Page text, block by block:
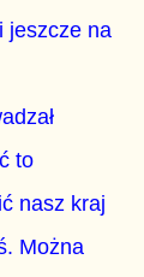
jeszcze na
to
nasz kraj
Można